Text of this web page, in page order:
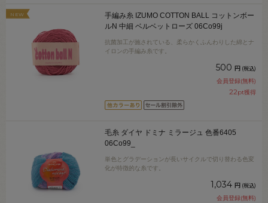
NEW
手編み糸 IZUMO COTTON BALL コットンボー
ルN 中細 ベルベットローズ 06Co99j
抗菌加工が施されている、柔らかくふんわりした綿とナ
イロンの手編み糸です。
500 円 (税込)
会員登録(無料)
22pt獲得
毛糸 ダイヤ ドミナ ミラージュ 色番6405
06Co99_
単色とグラデーションが長いサイクルで切り替わる色変
化が特徴的な糸です。
1,034 円 (税込)
会員登録(無料)